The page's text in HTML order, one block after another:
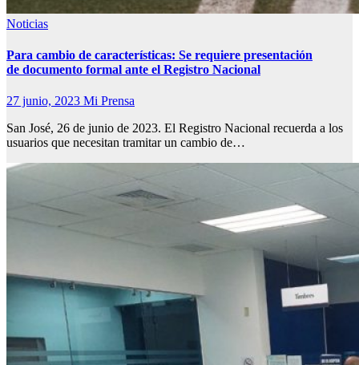
Noticias
Para cambio de características: Se requiere presentación
de documento formal ante el Registro Nacional
27 junio, 2023 Mi Prensa
San José, 26 de junio de 2023. El Registro Nacional recuerda a los
usuarios que necesitan tramitar un cambio de…